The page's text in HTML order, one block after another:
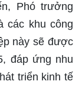
Phó trưởng
các khu công
này sẽ được
đáp ứng nhu
triển kinh tế